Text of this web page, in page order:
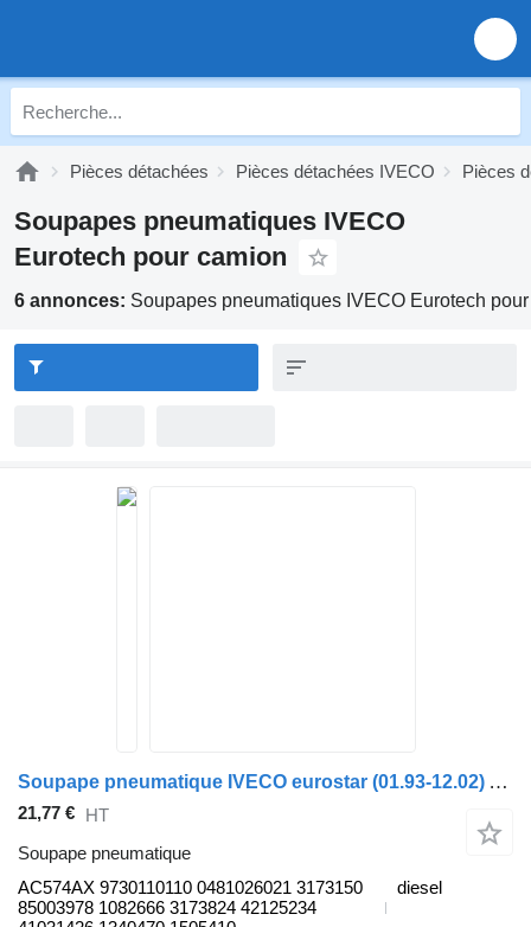
Pièces détachées Pièces détachées IVECO Pièces
Soupapes pneumatiques IVECO
Eurotech pour camion
6 annonces: Soupapes pneumatiques IVECO Eurotech
Soupape pneumatique IVECO eurostar (01.93-12.02) AC574AX pour camion IVECO EuroTrakker, EuroStar, EuroTech (1993-2004)
21,77 € HT
Soupape pneumatique
AC574AX 9730110110 0481026021 3173150
85003978 1082666 3173824 42125234
diesel